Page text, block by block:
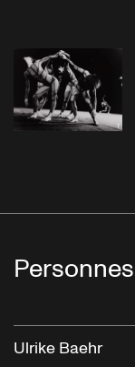
Personnes
Ulrike Baehr